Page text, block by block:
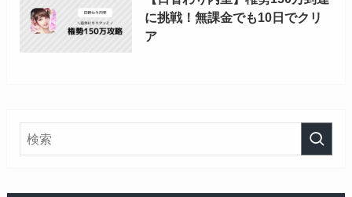
に挑戦！無課金でも10日でクリ
ア